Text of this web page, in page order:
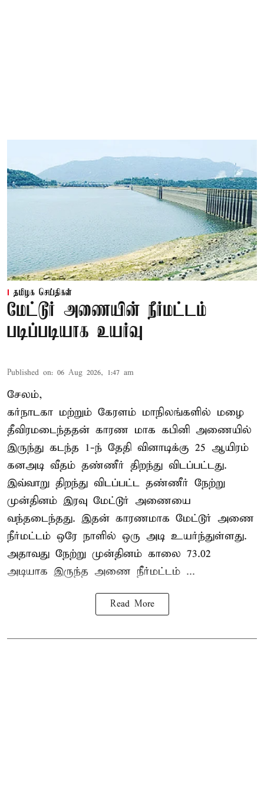
தமிழக செய்திகள்
மேட்டூர் அணையின் நீர்மட்டம்
படிப்படியாக உயர்வு
Published on: 06 Aug 2026, 1:47 am
சேலம்,
கர்நாடகா மற்றும் கேரளம் மாநிலங்களில் மழை
தீவிரமடைந்ததன் காரண மாக கபினி அணையில்
இருந்து கடந்த 1-ந் தேதி வினாடிக்கு 25 ஆயிரம்
கனஅடி வீதம் தண்ணீர் திறந்து விடப்பட்டது.
இவ்வாறு திறந்து விடப்பட்ட தண்ணீர் நேற்று
முன்தினம் இரவு மேட்டூர் அணையை
வந்தடைந்தது. இதன் காரணமாக மேட்டூர் அணை
நீர்மட்டம் ஒரே நாளில் ஒரு அடி உயர்ந்துள்ளது.
அதாவது நேற்று முன்தினம் காலை 73.02
அடியாக இருந்த அணை நீர்மட்டம் ...
Read More